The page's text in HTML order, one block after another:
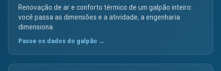
Renovação de ar e conforto térmico de um galpão inteiro:
você passa as dimensões e a atividade, a engenharia
dimensiona.
Passe os dados do galpão →